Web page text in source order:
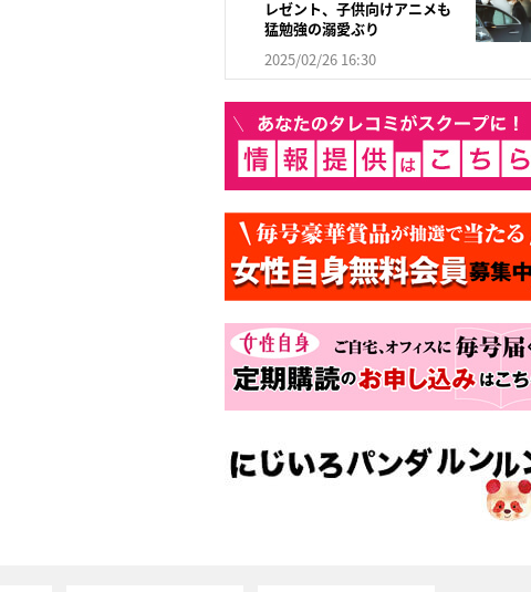
レゼント、子供向けアニメも
猛勉強の溺愛ぶり
2025/02/26 16:30